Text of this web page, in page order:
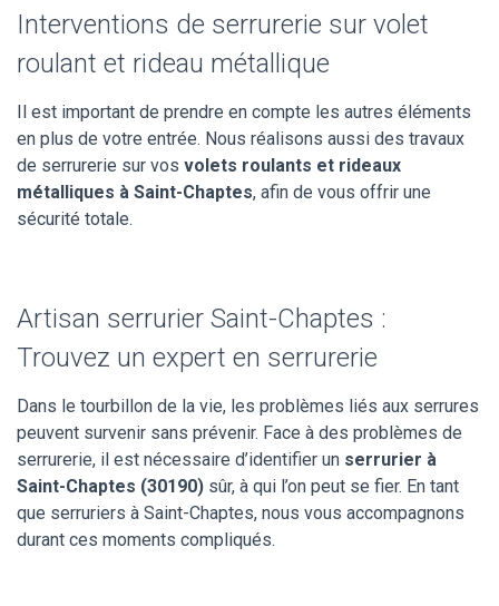
Interventions de serrurerie sur volet
roulant et rideau métallique
Il est important de prendre en compte les autres éléments
en plus de votre entrée. Nous réalisons aussi des travaux
de serrurerie sur vos volets roulants et rideaux
métalliques à Saint-Chaptes, afin de vous offrir une
sécurité totale.
Artisan serrurier Saint-Chaptes :
Trouvez un expert en serrurerie
Dans le tourbillon de la vie, les problèmes liés aux serrures
peuvent survenir sans prévenir. Face à des problèmes de
serrurerie, il est nécessaire d’identifier un serrurier à
Saint-Chaptes (30190) sûr, à qui l’on peut se fier. En tant
que serruriers à Saint-Chaptes, nous vous accompagnons
durant ces moments compliqués.